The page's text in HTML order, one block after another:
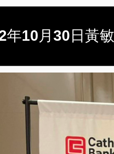
年10月30日黃